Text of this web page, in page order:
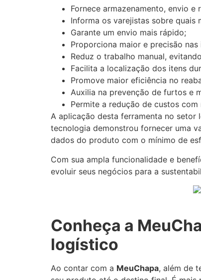
Fornece armazenamento, envio e
Informa os varejistas sobre quais
Garante um envio mais rápido;
Proporciona maior e precisão
Reduz o trabalho manual,
Facilita a localização dos itens
Promove maior eficiência no
Auxilia na prevenção de furtos e
Permite a redução de custos
A aplicação desta ferramenta no
tecnologia demonstrou fornecer uma
dados do produto com o mínimo de
Com sua ampla funcionalidade e
evoluir seus negócios para a
Conheça a
logístico
Ao contar com a MeuChapa, além de